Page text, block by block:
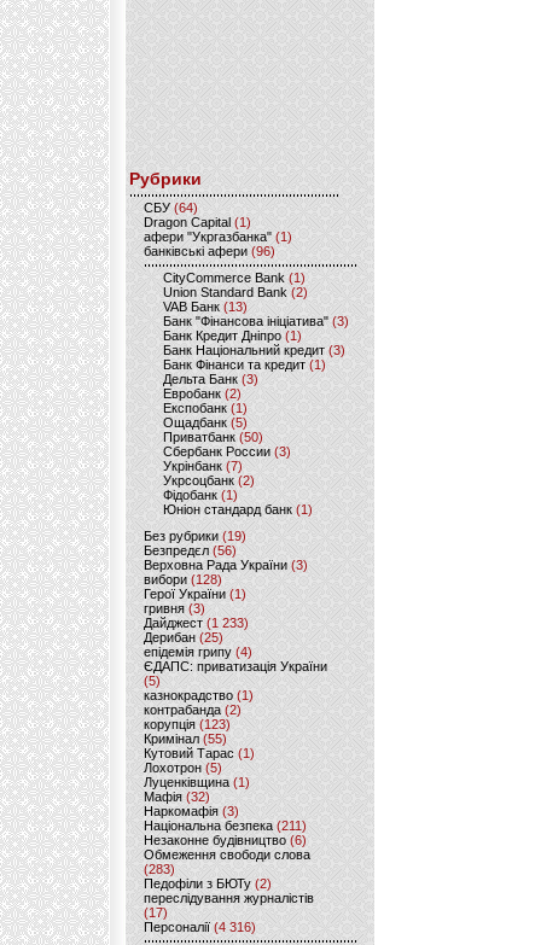
Рубрики
CБУ (64)
Dragon Capital (1)
афери "Укргазбанка" (1)
банківські афери (96)
CityCommerce Bank (1)
Union Standard Bank (2)
VAB Банк (13)
Банк "Фінансова ініціатива" (3)
Банк Кредит Дніпро (1)
Банк Національний кредит (3)
Банк Фінанси та кредит (1)
Дельта Банк (3)
Евробанк(2)
Експобанк (1)
Ощадбанк(5)
Приватбанк (50)
Сбербанк России (3)
Укрінбанк(7)
Укрсоцбанк (2)
Фідобанк (1)
Юніон стандард банк(1)
Без рубрики (19)
Безпредєл(56)
Верховна Рада України (3)
вибори(128)
Герої України(1)
гривня (3)
Дайджест (1 233)
Дерибан (25)
епідемія грипу (4)
ЄДАПС: приватизація України
(5)
казнокрадство (1)
контрабанда (2)
корупція (123)
Кримінал (55)
Кутовий Тарас (1)
Лохотрон(5)
Луценківщина (1)
Мафія (32)
Наркомафія (3)
Національна безпека (211)
Незаконне будівництво(6)
Обмеження свободи слова
(283)
Педофіли з БЮТу (2)
переслідування журналістів
(17)
Персоналії (4 316)